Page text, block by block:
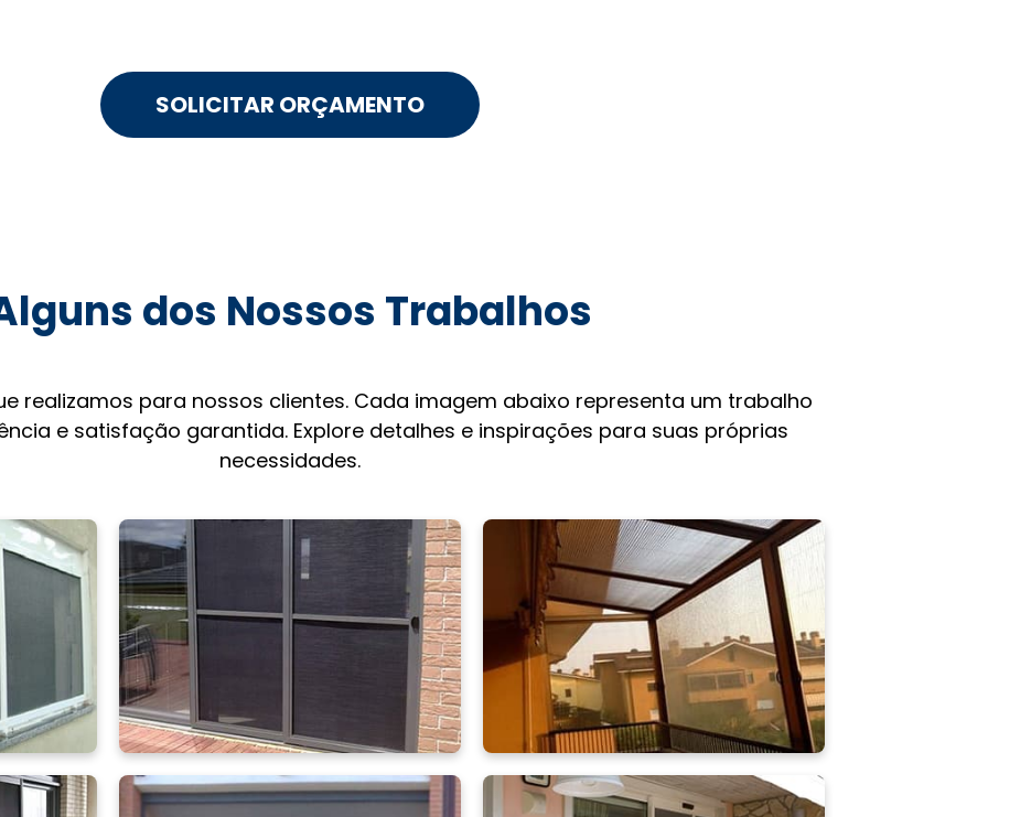
SOLICITAR ORÇAMENTO
dos Nossos Trabalhos
realizamos para nossos clientes. Cada imagem abaixo representa um trabalho
e satisfação garantida. Explore detalhes e inspirações para suas próprias
necessidades.